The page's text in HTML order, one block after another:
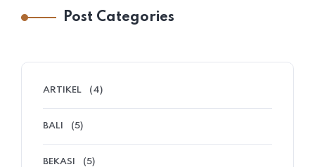
Post Categories
ARTIKEL (4)
BALI (5)
BEKASI (5)